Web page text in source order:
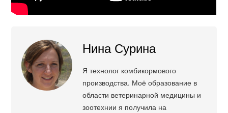
Нина Сурина
Я технолог комбикормового
производства. Моё образование в
области ветеринарной медицины и
зоотехнии я получила на